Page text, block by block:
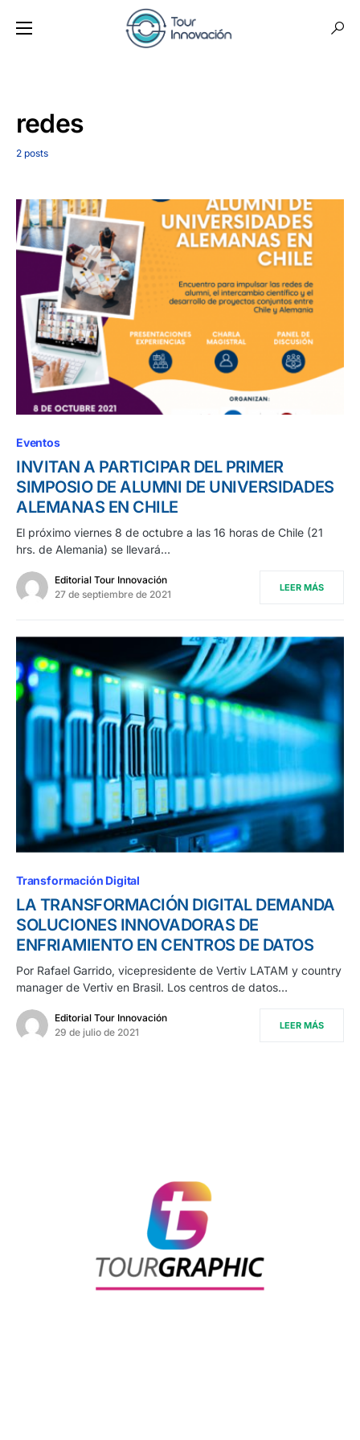
redes
2 posts
Eventos
INVITAN A PARTICIPAR DEL PRIMER
SIMPOSIO DE ALUMNI DE UNIVERSIDADES
ALEMANAS EN CHILE
El próximo viernes 8 de octubre a las 16 horas de Chile (21
hrs. de Alemania) se llevará…
Editorial Tour Innovación
27 de septiembre de 2021
LEER MÁS
Transformación Digital
LA TRANSFORMACIÓN DIGITAL DEMANDA
SOLUCIONES INNOVADORAS DE
ENFRIAMIENTO EN CENTROS DE DATOS
Por Rafael Garrido, vicepresidente de Vertiv LATAM y country
manager de Vertiv en Brasil. Los centros de datos…
Editorial Tour Innovación
29 de julio de 2021
LEER MÁS